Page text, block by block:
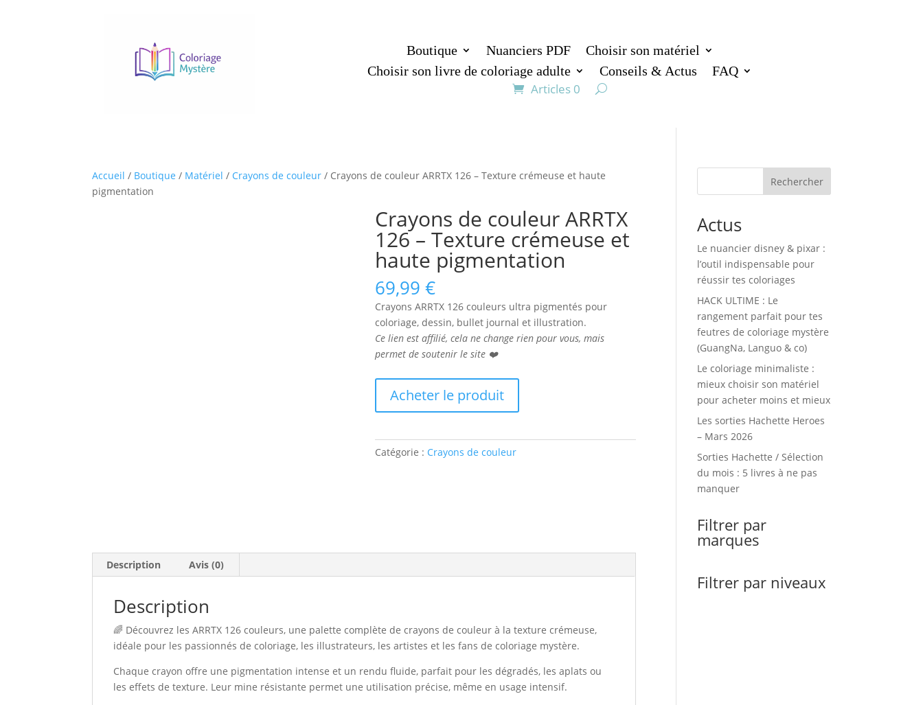
Boutique Nuanciers PDF
Choisir son matériel
Choisir son livre de coloriage adulte
Conseils & Actus FAQ
Articles 0
Accueil / Boutique / Matériel / Crayons de couleur / Crayons de couleur ARRTX 126 – Texture crémeuse et haute
pigmentation
Crayons de couleur ARRTX
126 – Texture crémeuse et
haute pigmentation
69,99€
Crayons ARRTX 126 couleurs ultra pigmentés pour
coloriage, dessin, bullet journal et illustration.
Ce lien est affilié, cela ne change rien pour vous, mais
permet de soutenir le site ❤️
Acheter le produit
Catégorie : Crayons de couleur
Description Avis (0)
Description
🌈 Découvrez les ARRTX 126 couleurs, une palette complète de crayons de couleur à la texture crémeuse,
idéale pour les passionnés de coloriage, les illustrateurs, les artistes et les fans de coloriage mystère.
Chaque crayon offre une pigmentation intense et un rendu fluide, parfait pour les dégradés, les aplats ou
les effets de texture. Leur mine résistante permet une utilisation précise, même en usage intensif.
Rechercher
Actus
Le nuancier disney & pixar :
l’outil indispensable pour
réussir tes coloriages
HACK ULTIME : Le
rangement parfait pour tes
feutres de coloriage mystère
(GuangNa, Languo & co)
Le coloriage minimaliste :
mieux choisir son matériel
pour acheter moins et mieux
Les sorties Hachette Heroes
– Mars 2026
Sorties Hachette / Sélection
du mois : 5 livres à ne pas
manquer
Filtrer par
marques
Filtrer par niveaux